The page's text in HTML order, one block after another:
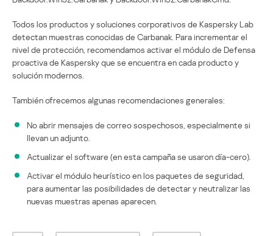
Todos los productos y soluciones corporativos de Kaspersky Lab
detectan muestras conocidas de Carbanak. Para incrementar el
nivel de protección, recomendamos activar el módulo de Defensa
proactiva de Kaspersky que se encuentra en cada producto y
solución modernos.
También ofrecemos algunas recomendaciones generales:
No abrir mensajes de correo sospechosos, especialmente si
llevan un adjunto.
Actualizar el software (en esta campaña se usaron día-cero).
Activar el módulo heurístico en los paquetes de seguridad,
para aumentar las posibilidades de detectar y neutralizar las
nuevas muestras apenas aparecen.